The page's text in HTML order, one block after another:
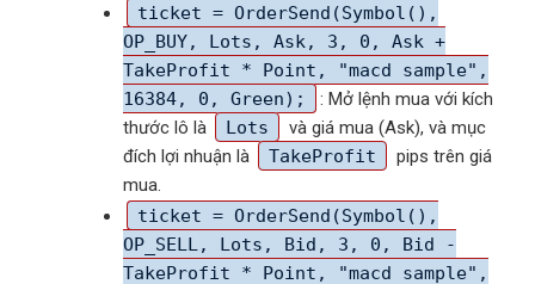
ticket = OrderSend(Symbol(),
OP_BUY, Lots, Ask, 3, 0, Ask +
TakeProfit * Point, "macd sample",
16384, 0, Green);
: Mở lệnh mua với kích
thước lô là
Lots
và giá mua (Ask), và mục
đích lợi nhuận là
TakeProfit
pips trên giá
mua.
ticket = OrderSend(Symbol(),
OP_SELL, Lots, Bid, 3, 0, Bid -
TakeProfit * Point, "macd sample",